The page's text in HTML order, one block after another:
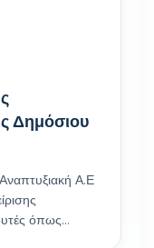
Δημόσιου
Α.Ε
όπως…